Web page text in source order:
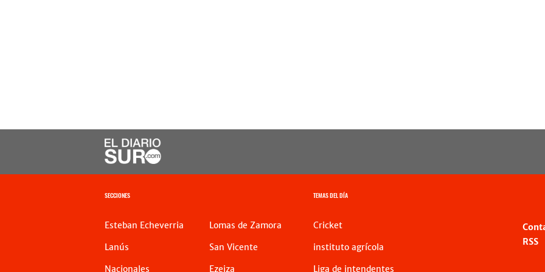
SECCIONES
Esteban Echeverria
Lanús
Nacionales
Lomas de Zamora
San Vicente
Ezeiza
TEMAS DEL DÍA
Cricket
instituto agrícola
Liga de intendentes
RSS